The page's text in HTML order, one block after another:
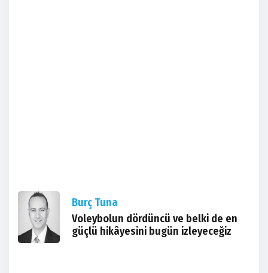
Burç Tuna
Voleybolun dördüncü ve belki de en
güçlü hikâyesini bugün izleyeceğiz